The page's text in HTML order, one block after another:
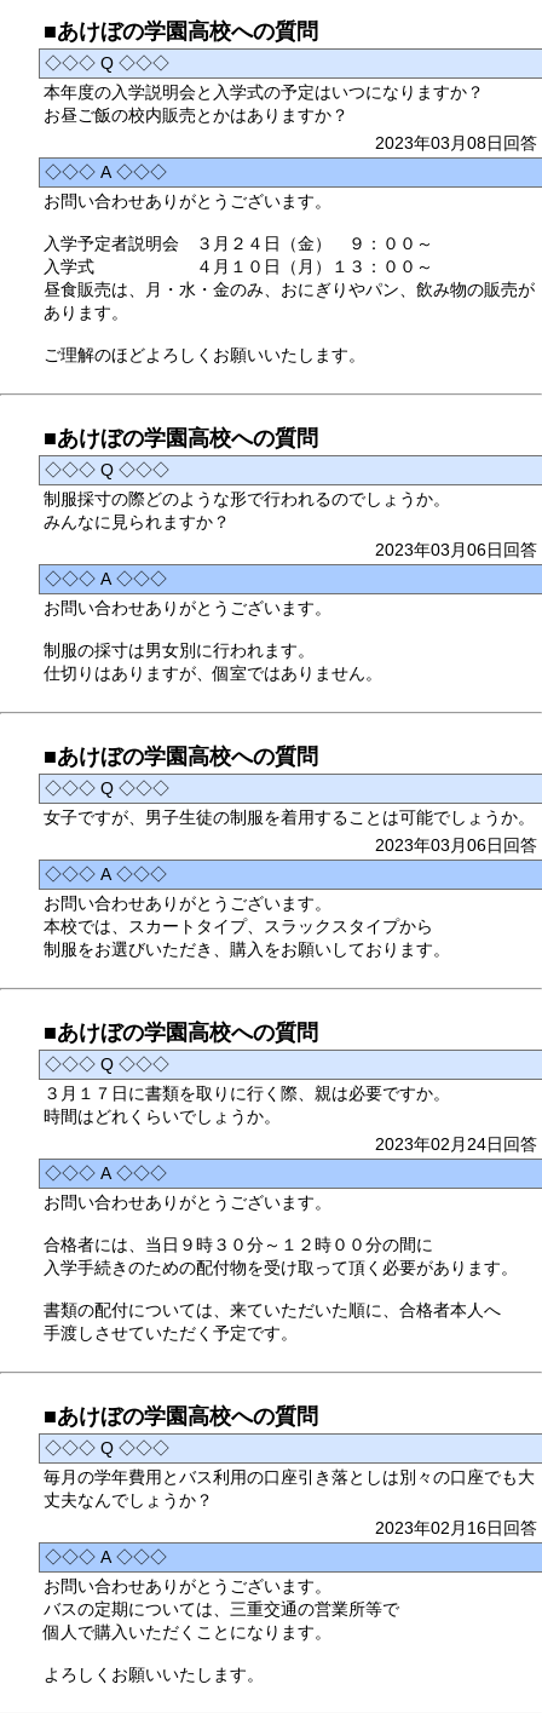
■あけぼの学園高校への質問
◇◇◇ Q ◇◇◇
本年度の入学説明会と入学式の予定はいつになりますか？
お昼ご飯の校内販売とかはありますか？
2023年03月08日回答
◇◇◇ A ◇◇◇
お問い合わせありがとうございます。
入学予定者説明会 ３月２４日（金） ９：００～
入学式 ４月１０日（月）１３：００～
昼食販売は、月・水・金のみ、おにぎりやパン、飲み物の販売が
あります。
ご理解のほどよろしくお願いいたします。
■あけぼの学園高校への質問
◇◇◇ Q ◇◇◇
制服採寸の際どのような形で行われるのでしょうか。
みんなに見られますか？
2023年03月06日回答
◇◇◇ A ◇◇◇
お問い合わせありがとうございます。
制服の採寸は男女別に行われます。
仕切りはありますが、個室ではありません。
■あけぼの学園高校への質問
◇◇◇ Q ◇◇◇
女子ですが、男子生徒の制服を着用することは可能でしょうか。
2023年03月06日回答
◇◇◇ A ◇◇◇
お問い合わせありがとうございます。
本校では、スカートタイプ、スラックスタイプから
制服をお選びいただき、購入をお願いしております。
■あけぼの学園高校への質問
◇◇◇ Q ◇◇◇
３月１７日に書類を取りに行く際、親は必要ですか。
時間はどれくらいでしょうか。
2023年02月24日回答
◇◇◇ A ◇◇◇
お問い合わせありがとうございます。
合格者には、当日９時３０分～１２時００分の間に
入学手続きのための配付物を受け取って頂く必要があります。
書類の配付については、来ていただいた順に、合格者本人へ
手渡しさせていただく予定です。
■あけぼの学園高校への質問
◇◇◇ Q ◇◇◇
毎月の学年費用とバス利用の口座引き落としは別々の口座でも大
丈夫なんでしょうか？
2023年02月16日回答
◇◇◇ A ◇◇◇
お問い合わせありがとうございます。
バスの定期については、三重交通の営業所等で
個人で購入いただくことになります。
よろしくお願いいたします。